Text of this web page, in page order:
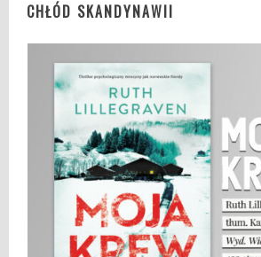
CHŁÓD SKANDYNAWII